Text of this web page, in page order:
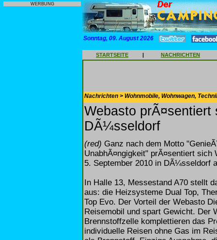
WERBUNG
Sonntag, 09. August 2026
STARTSEITE | NACHRICHTEN
Nachrichten > Wohnmobile, Wohnwagen,
Webasto
DÃ¼sseldorf
(red) Ganz nach dem Motto
UnabhÃ¤ngigkeit" prÃ¤sentiert
5. September 2010 in DÃ¼sseldorf
In Halle 13, Messestand A70 stellt
aus: die Heizsysteme Dual Top,
Top Evo. Der Vorteil der Webasto
Reisemobil und spart Gewicht. Der
Brennstoffzelle komplettieren das
individuelle Reisen ohne Gas im